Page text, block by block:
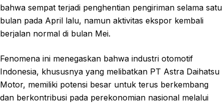
bahwa sempat terjadi penghentian pengiriman selama satu
bulan pada April lalu, namun aktivitas ekspor kembali
berjalan normal di bulan Mei.
Fenomena ini menegaskan bahwa industri otomotif
Indonesia, khususnya yang melibatkan PT Astra Daihatsu
Motor, memiliki potensi besar untuk terus berkembang
dan berkontribusi pada perekonomian nasional melalui